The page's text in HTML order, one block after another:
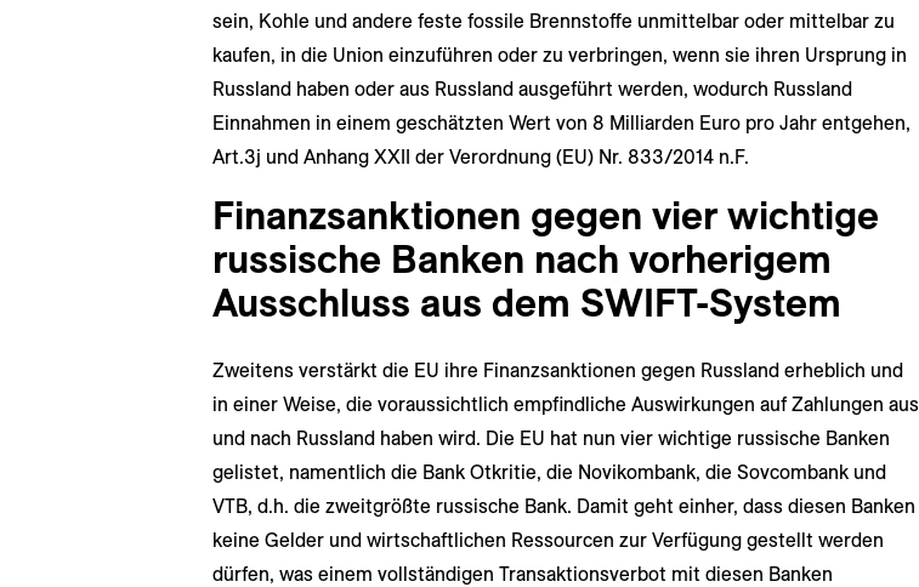
sein, Kohle und andere feste fossile Brennstoffe unmittelbar oder mittelbar zu
kaufen, in die Union einzuführen oder zu verbringen, wenn sie ihren Ursprung in
Russland haben oder aus Russland ausgeführt werden, wodurch Russland
Einnahmen in einem geschätzten Wert von 8 Milliarden Euro pro Jahr entgehen,
Art.3j und Anhang XXII der Verordnung (EU) Nr. 833/2014 n.F.
Finanzsanktionen gegen vier wichtige
russische Banken nach vorherigem
Ausschluss aus dem SWIFT-System
Zweitens verstärkt die EU ihre Finanzsanktionen gegen Russland erheblich und
in einer Weise, die voraussichtlich empfindliche Auswirkungen auf Zahlungen aus
und nach Russland haben wird. Die EU hat nun vier wichtige russische Banken
gelistet, namentlich die Bank Otkritie, die Novikombank, die Sovcombank und
VTB, d.h. die zweitgrößte russische Bank. Damit geht einher, dass diesen Banken
keine Gelder und wirtschaftlichen Ressourcen zur Verfügung gestellt werden
dürfen, was einem vollständigen Transaktionsverbot mit diesen Banken